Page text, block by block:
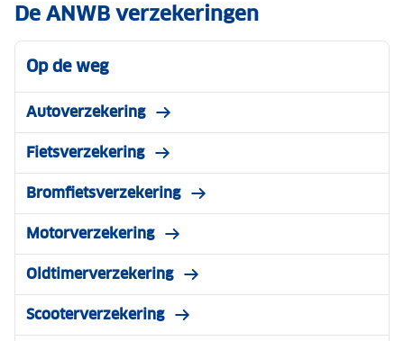
en wanneer je jouw reisverzekering kunt
inschakelen.
Meer informatie
De ANWB verzekeringen
Op de weg
Autoverzekering
Fietsverzekering
Bromfietsverzekering
Motorverzekering
Oldtimerverzekering
Scooterverzekering